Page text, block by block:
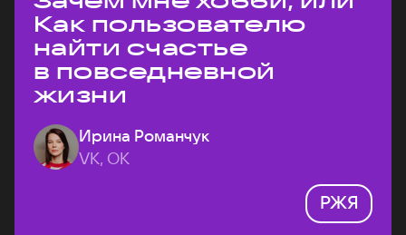
Как пользователю
найти счастье
в повседневной
жизни
Ирина Романчук
VK, ОК
РЖЯ